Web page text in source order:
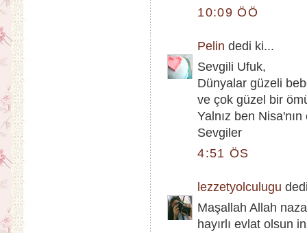
10:09 ÖÖ
Pelin dedi ki...
Sevgili Ufuk,
Dünyalar güzeli
ve çok güzel bir
Yalnız ben
Sevgiler
4:51 ÖS
lezzetyolculugu
Maşallah Allah
hayırlı evlat olsun